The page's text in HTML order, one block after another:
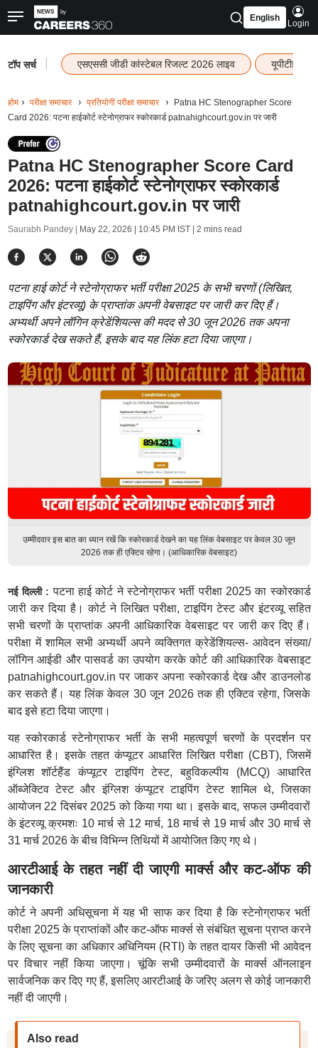
English
Login
टॉप सर्च एसएससी जीडी कांस्टेबल रिजल्ट 2026 लाइव यूपीटीईटी
होम परीक्षा समाचार प्रतियोगी परीक्षा समाचार
Patna HC Stenographer Score
Card 2026: पटना हाईकोर्ट स्टेनोग्राफर स्कोरकार्ड patnahighcourt.gov.in पर जारी
Patna HC Stenographer Score Card
2026: पटना हाईकोर्ट स्टेनोग्राफर स्कोरकार्ड
patnahighcourt.gov.in पर जारी
Saurabh Pandey | May 22, 2026 | 10:45 PM IST| 2 mins read
पटना हाई कोर्ट ने स्टेनोग्राफर भर्ती परीक्षा 2025 के सभी चरणों (लिखित,
टाइपिंग और इंटरव्यू) के प्राप्तांक अपनी वेबसाइट पर जारी कर दिए हैं।
अभ्यर्थी अपने लॉगिन क्रेडेंशियल्स की मदद से 30 जून 2026 तक अपना
स्कोरकार्ड देख सकते हैं, इसके बाद यह लिंक हटा दिया जाएगा।
उम्मीदवार इस बात का ध्यान रखें कि स्कोरकार्ड देखने का यह लिंक वेबसाइट पर केवल 30 जून
2026 तक ही एक्टिव रहेगा। (आधिकारिक वेबसाइट)
नई दिल्ली :पटना हाई कोर्ट ने स्टेनोग्राफर भर्ती परीक्षा 2025 का स्कोरकार्ड
जारी कर दिया है। कोर्ट ने लिखित परीक्षा, टाइपिंग टेस्ट और इंटरव्यू सहित
सभी चरणों के प्राप्तांक अपनी आधिकारिक वेबसाइट पर जारी कर दिए हैं।
परीक्षा में शामिल सभी अभ्यर्थी अपने व्यक्तिगत क्रेडेंशियल्स- आवेदन संख्या/
लॉगिन आईडी और पासवर्ड का उपयोग करके कोर्ट की आधिकारिक वेबसाइट
patnahighcourt.gov.in पर जाकर अपना स्कोरकार्ड देख और डाउनलोड
कर सकते हैं। यह लिंक केवल 30 जून 2026 तक ही एक्टिव रहेगा, जिसके
बाद इसे हटा दिया जाएगा।
यह स्कोरकार्ड स्टेनोग्राफर भर्ती के सभी महत्वपूर्ण चरणों के प्रदर्शन पर
आधारित है। इसके तहत कंप्यूटर आधारित लिखित परीक्षा (CBT), जिसमें
इंग्लिश शॉर्टहैंड कंप्यूटर टाइपिंग टेस्ट, बहुविकल्पीय (MCQ) आधारित
ऑब्जेक्टिव टेस्ट और इंग्लिश कंप्यूटर टाइपिंग टेस्ट शामिल थे, जिसका
आयोजन 22 दिसंबर 2025 को किया गया था। इसके बाद, सफल उम्मीदवारों
के इंटरव्यू क्रमशः 10 मार्च से 12 मार्च, 18 मार्च से 19 मार्च और 30 मार्च से
31 मार्च 2026 के बीच विभिन्न तिथियों में आयोजित किए गए थे।
आरटीआई के तहत नहीं दी जाएगी मार्क्स और कट-ऑफ की
जानकारी
कोर्ट ने अपनी अधिसूचना में यह भी साफ कर दिया है कि स्टेनोग्राफर भर्ती
परीक्षा 2025 के प्राप्तांकों और कट-ऑफ मार्क्स से संबंधित सूचना प्राप्त करने
के लिए सूचना का अधिकार अधिनियम (RTI) के तहत दायर किसी भी आवेदन
पर विचार नहीं किया जाएगा। चूंकि सभी उम्मीदवारों के मार्क्स ऑनलाइन
सार्वजनिक कर दिए गए हैं, इसलिए आरटीआई के जरिए अलग से कोई जानकारी
नहीं दी जाएगी।
Also read